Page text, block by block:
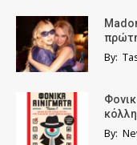
By:
By: